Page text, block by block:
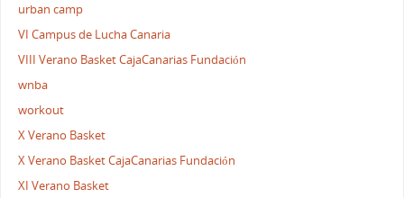
urban camp
VI Campus de Lucha Canaria
VIII Verano Basket CajaCanarias Fundación
wnba
workout
X Verano Basket
X Verano Basket CajaCanarias Fundación
XI Verano Basket